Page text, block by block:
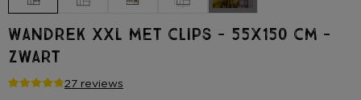
Wandrek XXL met clips - 55x150 cm -
zwart
27 reviews